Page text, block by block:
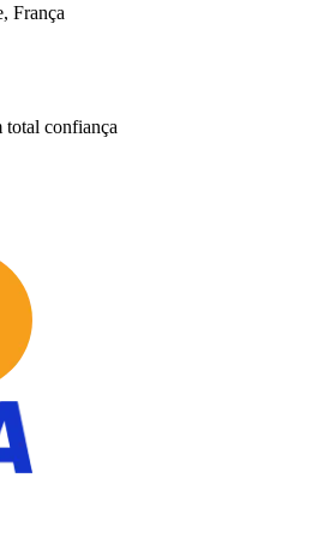
França
total confiança